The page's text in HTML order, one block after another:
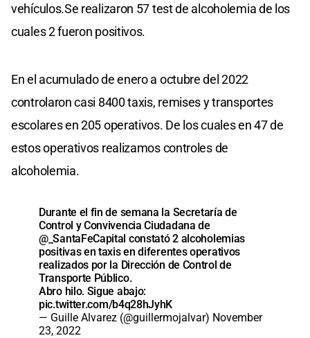
vehículos.Se realizaron 57 test de alcoholemia de los
cuales 2 fueron positivos.
En el acumulado de enero a octubre del 2022
controlaron casi 8400 taxis, remises y transportes
escolares en 205 operativos. De los cuales en 47 de
estos operativos realizamos controles de
alcoholemia.
Durante el fin de semana la Secretaría de
Control y Convivencia Ciudadana de
@_SantaFeCapital constató 2 alcoholemias
positivas en taxis en diferentes operativos
realizados por la Dirección de Control de
Transporte Público.
Abro hilo. Sigue abajo:
pic.twitter.com/b4q28hJyhK
— Guille Alvarez (@guillermojalvar) November
23, 2022